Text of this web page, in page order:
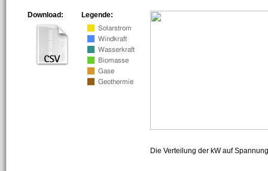
Legende:
Download:
Die Verteilung der kW auf